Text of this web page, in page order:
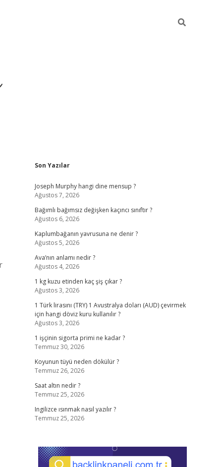
Sidebar
Son Yazılar
Joseph Murphy hangi dine mensup ?
Ağustos 7, 2026
Bağımlı bağımsız değişken kaçıncı sınıftır ?
Ağustos 6, 2026
Kaplumbağanın yavrusuna ne denir ?
Ağustos 5, 2026
Ava’nın anlamı nedir ?
Ağustos 4, 2026
1 kg kuzu etinden kaç şiş çıkar ?
Ağustos 3, 2026
1 Türk lirasını (TRY) 1 Avustralya doları (AUD) çevirmek
için hangi döviz kuru kullanılır ?
Ağustos 3, 2026
1 işçinin sigorta primi ne kadar ?
Temmuz 30, 2026
Koyunun tüyü neden dökülür ?
Temmuz 26, 2026
Saat altın nedir ?
Temmuz 25, 2026
Ingilizce ısınmak nasıl yazılır ?
Temmuz 25, 2026